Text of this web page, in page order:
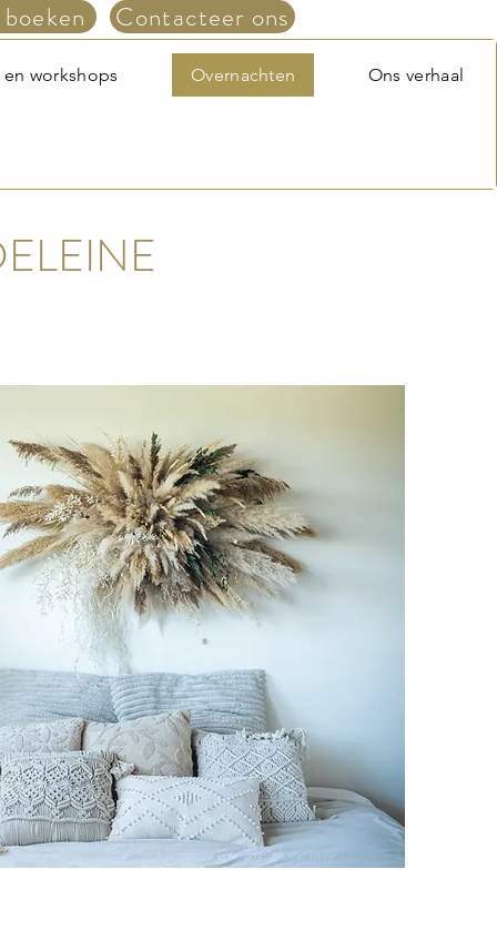
Contacteer ons
workshops Overnachten Ons verhaal